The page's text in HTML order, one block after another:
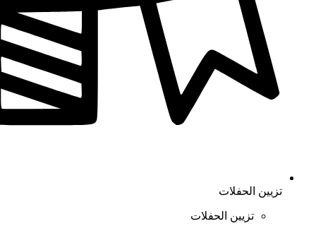
تزيين الحفلات
تزيين الحفلات